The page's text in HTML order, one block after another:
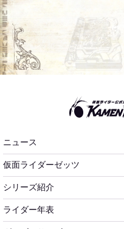
ニュース
仮面ライダーゼッツ
シリーズ紹介
ライダー年表